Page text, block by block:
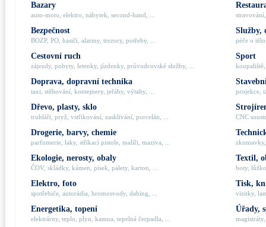
Bazary
auto-moto, elektro, nábytek, second-hand, ...
Bezpečnost
BOZP, PO, hasiči, alarmy, trezory, potřeby, ...
Cestovní ruch
zájezdy, pobyty, letenky, jízdenky, průvodcovské služby, ...
Doprava, dopravní technika
taxi, stěhování, kontejnery, jeřáby, výtahy, ...
Dřevo, plasty, sklo
truhláři, pryž, vstřikování, zasklívání, porcelán, ...
Drogerie, barvy, chemie
parfumerie, laky, stříkací pistole, malíři, maziva, ...
Ekologie, nerosty, obaly
ČOV, skládky, kámen, písek, palety, karton, ...
Elektro, foto
spotřebiče, autorádia, hromosvody, dabing, ...
Energetika, topení
elektrárny, teplo, plyn, kamna, tepelná čerpadla, ...
Služby,
péče o
Sport
projekce,
CNC
Textil,
boty,
Tisk,
vizitky,
Úřady,